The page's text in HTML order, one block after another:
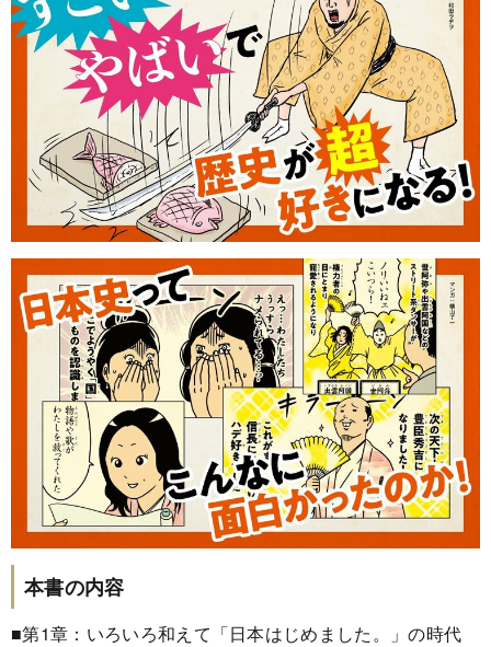
本書の内容
■第1章：いろいろ和えて「日本はじめました。」の時代